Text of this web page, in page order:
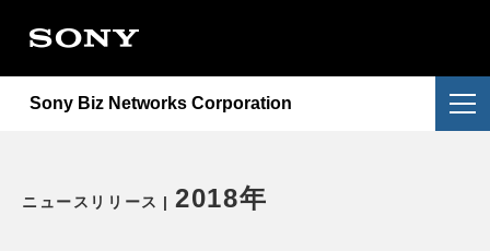
Sony Biz Networks Corporation
会社情報
アクセス
提供サービス
NURO Biz
2026年
採用情報
ニュースリリース 2018年